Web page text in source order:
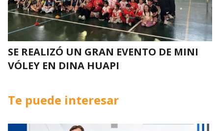
SE REALIZÓ UN GRAN EVENTO DE MINI
VÓLEY EN DINA HUAPI
Te puede interesar